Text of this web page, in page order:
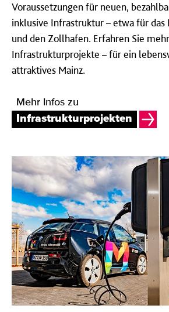
Voraussetzungen für neuen,
inklusive Infrastruktur – etwa für
und den Zollhafen. Erfahren Sie
Infrastrukturprojekte – für ein
attraktives Mainz.
Mehr Infos zu
Infrastrukturprojekten